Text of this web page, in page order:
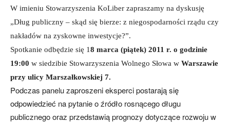
W imieniu Stowarzyszenia KoLiber zapraszamy na dyskusję
„Dług publiczny – skąd się bierze: z niegospodarności rządu czy
nakładów na zyskowne inwestycje?”.
Spotkanie odbędzie się 18 marca (piątek) 2011 r. o godzinie
19:00 w siedzibie Stowarzyszenia Wolnego Słowa w Warszawie
przy ulicy Marszałkowskiej 7.
Podczas panelu zaproszeni eksperci postarają się
odpowiedzieć na pytanie o źródło rosnącego długu
publicznego oraz przedstawią prognozy dotyczące rozwoju w